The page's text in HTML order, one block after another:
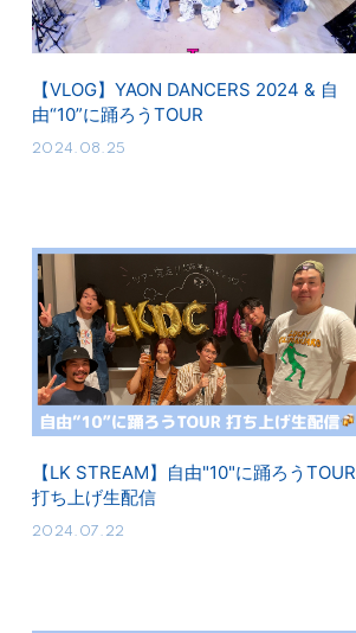
【VLOG】YAON DANCERS 2024 & 自
由“10”に踊ろうTOUR
2024.08.25
【LK STREAM】自由"10"に踊ろうTOUR
打ち上げ生配信
2024.07.22